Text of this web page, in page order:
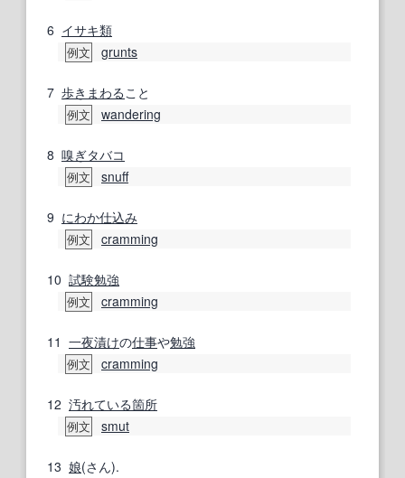
6 イサキ類
例文 grunts
7 歩きまわること
例文 wandering
8 嗅ぎタバコ
例文 snuff
9 にわか仕込み
例文 cramming
10 試験勉強
例文 cramming
11 一夜漬けの仕事や勉強
例文 cramming
12 汚れている箇所
例文 smut
13 娘(さん).